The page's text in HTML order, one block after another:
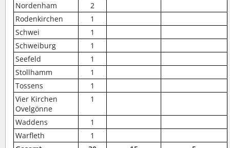
Nordenham
2
Rodenkirchen
1
Schwei
1
Schweiburg
1
Seefeld
1
Stollhamm
1
Tossens
1
Vier Kirchen
Ovelgönne
1
Waddens
1
Warfleth
1